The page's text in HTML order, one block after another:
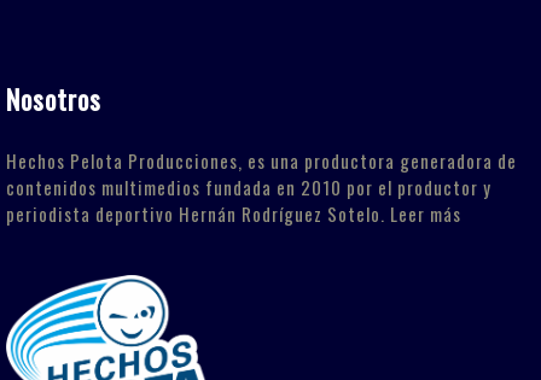
Nosotros
Hechos Pelota Producciones, es una productora generadora de
contenidos multimedios fundada en 2010 por el productor y
periodista deportivo Hernán Rodríguez Sotelo. Leer más